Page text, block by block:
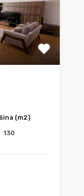
(m2)
130